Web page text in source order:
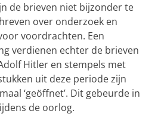
de brieven niet bijzonder te
over onderzoek en
voordrachten. Een
verdienen echter de brieven
Hitler en stempels met
uit deze periode zijn
‘geöffnet’. Dit gebeurde in
de oorlog.